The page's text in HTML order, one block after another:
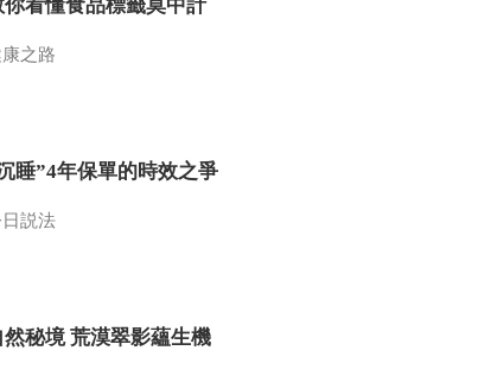
你看懂食品標籤莫中計
之路
睡”4年保單的時效之爭
説法
然秘境 荒漠翠影蘊生機